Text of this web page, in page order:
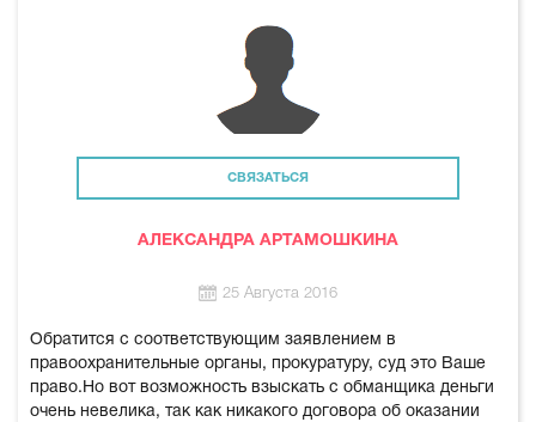
СВЯЗАТЬСЯ
АЛЕКСАНДРА АРТАМОШКИНА
25 Августа 2016
Обратится с соответствующим заявлением в
правоохранительные органы, прокуратуру, суд это Ваше
право.Но вот возможность взыскать с обманщика деньги
очень невелика, так как никакого договора об оказании